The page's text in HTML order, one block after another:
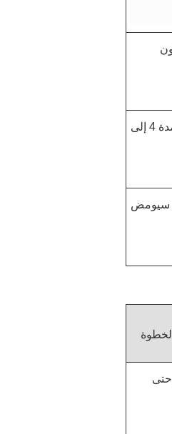
افصل سماعات الأذن عن بعضها البعض. اضغط مطولاً على زر التشغيل لمدة 4 إلى
الأذن. سيومض
الخطوة
حتى